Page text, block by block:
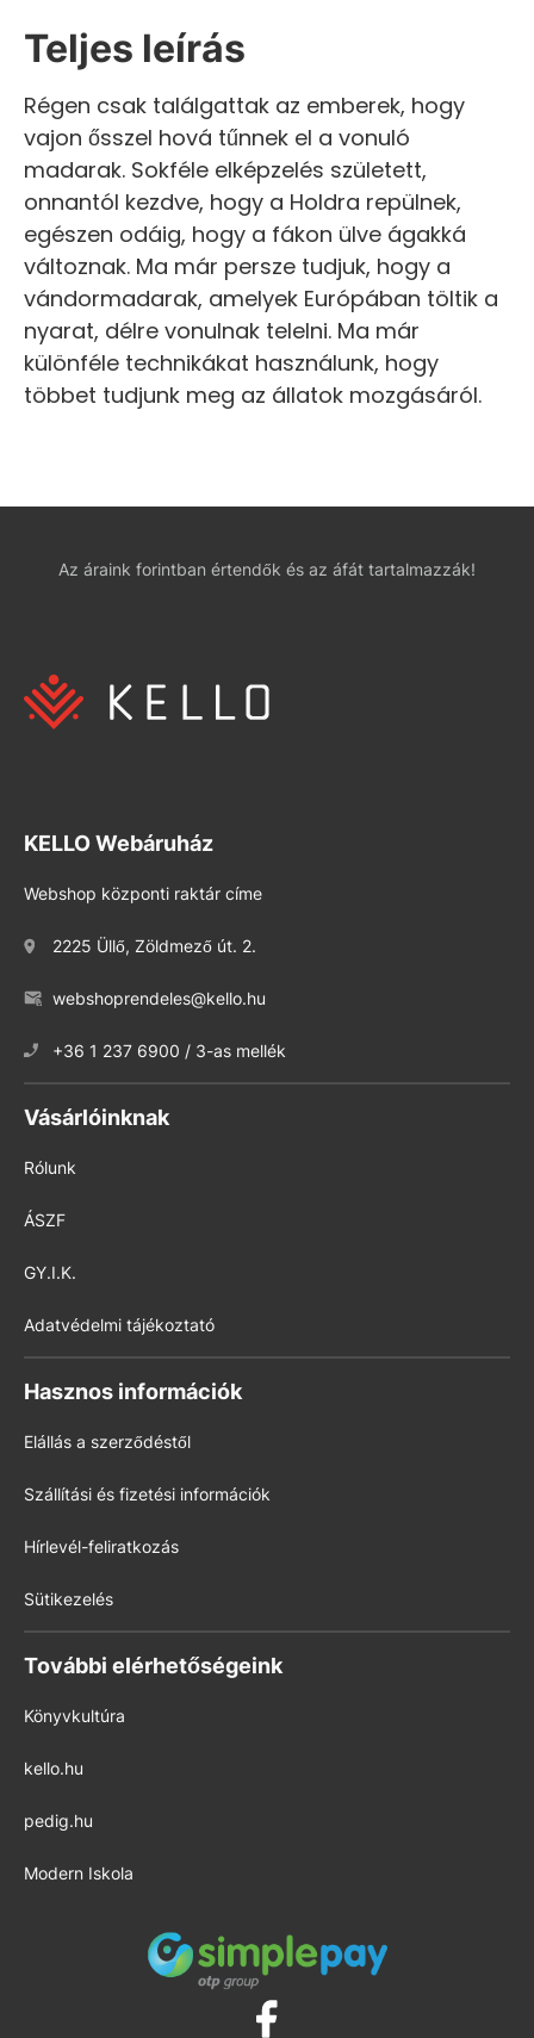
Teljes leírás
Régen csak találgattak az emberek, hogy
vajon ősszel hová tűnnek el a vonuló
madarak. Sokféle elképzelés született,
onnantól kezdve, hogy a Holdra repülnek,
egészen odáig, hogy a fákon ülve ágakká
változnak. Ma már persze tudjuk, hogy a
vándormadarak, amelyek Európában töltik a
nyarat, délre vonulnak telelni. Ma már
különféle technikákat használunk, hogy
többet tudjunk meg az állatok mozgásáról.
Az áraink forintban értendők és az áfát tartalmazzák!
KELLO Webáruház
Webshop központi raktár címe
2225 Üllő, Zöldmező út. 2.
webshoprendeles@kello.hu
+36 1 237 6900 / 3-as mellék
Vásárlóinknak
Rólunk
ÁSZF
GY.I.K.
Adatvédelmi tájékoztató
Hasznos információk
Elállás a szerződéstől
Szállítási és fizetési információk
Hírlevél-feliratkozás
Sütikezelés
További elérhetőségeink
Könyvkultúra
kello.hu
pedig.hu
Modern Iskola